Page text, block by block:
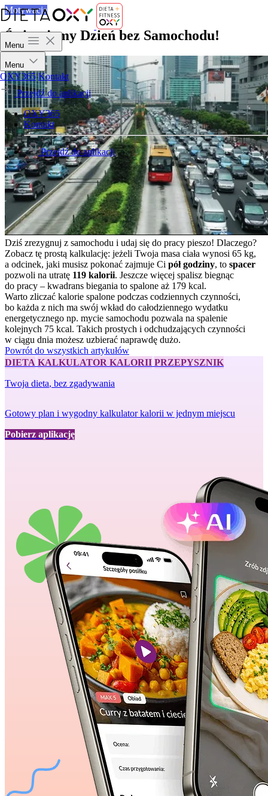
Menu
Menu
OXY365 Kontakt
Przejdź do aplikacji
OXY365
Kontakt
Przejdź do aplikacji
Motywacja
Świętujemy Dzień bez Samochodu!
Dziś zrezygnuj z samochodu i udaj się do pracy pieszo! Dlaczego?
Zobacz tę prostą kalkulację: jeżeli Twoja masa ciała wynosi 65 kg,
a odcinek, jaki musisz pokonać zajmuje Ci pół godziny, to spacer
pozwoli na utratę 119 kalorii. Jeszcze więcej spalisz biegnąc
do pracy – kwadrans biegania to spalone aż 179 kcal.
Warto zliczać kalorie spalone podczas codziennych czynności,
bo każda z nich ma swój wkład do całodziennego wydatku
energetycznego np. mycie samochodu pozwala na spalenie
kolejnych 75 kcal. Takich prostych i odchudzających czynności
w ciągu dnia możesz uzbierać naprawdę dużo.
Powrót do wszystkich artykułów
DIETA KALKULATOR KALORII PRZEPYSZNIK
Twoja dieta, bez zgadywania
Gotowy plan i wygodny kalkulator kalorii w jednym miejscu
Pobierz aplikację